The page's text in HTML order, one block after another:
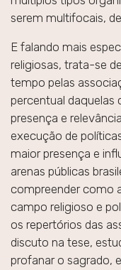
serem multifocais,
E falando mais
religiosas, trata-se
tempo pelas
percentual daquelas
presença e
execução de
maior presença e
arenas públicas
compreender como
campo religioso e
os repertórios das
discuto na tese,
profanar o sagrado,